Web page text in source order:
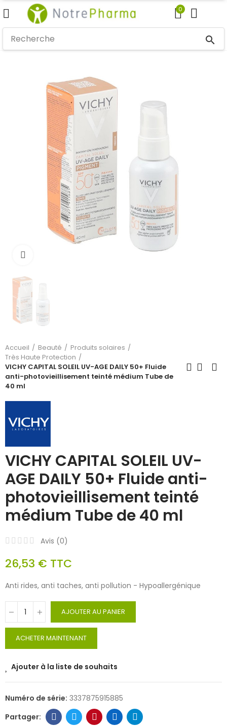
0
search
Accueil Beauté
Produits solaires
Très Haute Protection
VICHY CAPITAL SOLEIL UV-AGE DAILY 50+ Fluide
anti-photovieillisement teinté médium Tube de
40 ml
VICHY CAPITAL SOLEIL UV-
AGE DAILY 50+ Fluide anti-
photovieillisement teinté
médium Tube de 40 ml
Avis (0)
26,53 € TTC
Anti rides, anti taches, anti pollution - Hypoallergénique
AJOUTER AU PANIER
ACHETER MAINTENANT
Ajouter à la liste de souhaits
Numéro de série: 3337875915885